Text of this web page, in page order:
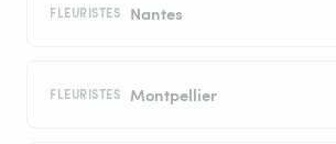
FLEURISTES Nantes
FLEURISTES Montpellier